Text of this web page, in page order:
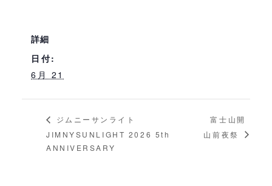
詳細
日付:
6月 21
ジムニーサンライト
JIMNYSUNLIGHT 2026 5th
ANNIVERSARY
富士山開
山前夜祭